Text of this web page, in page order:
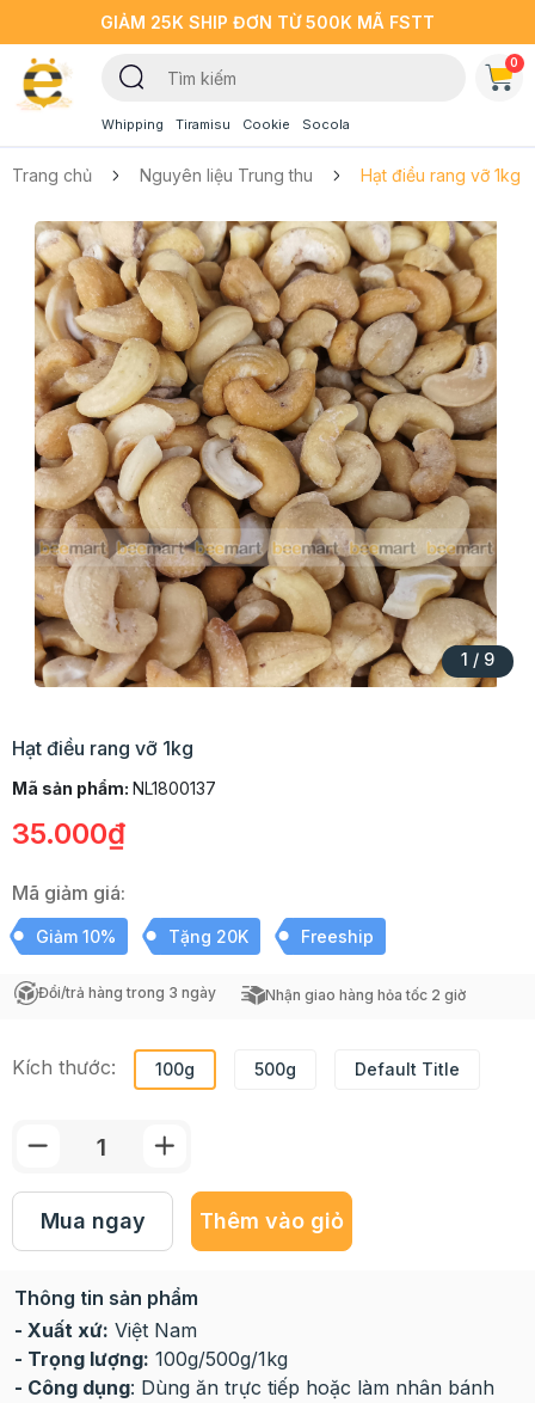
GIẢM 25K SHIP ĐƠN TỪ 500K MÃ FSTT
Whipping Tiramisu Cookie Socola
0
Trang chủ Nguyên liệu Trung thu Hạt điều rang vỡ 1kg
1 / 9
Hạt điều rang vỡ 1kg
Mã sản phẩm: NL1800137
35.000₫
Mã giảm giá:
Giảm 10% Tặng 20K Freeship
Đổi/trả hàng trong 3 ngày Nhận giao hàng hỏa tốc 2 giờ
Kích thước: 100g 500g Default Title
Mua ngay Thêm vào giỏ
Thông tin sản phẩm
- Xuất xứ: Việt Nam
- Trọng lượng: 100g/500g/1kg
- Công dụng: Dùng ăn trực tiếp hoặc làm nhân bánh